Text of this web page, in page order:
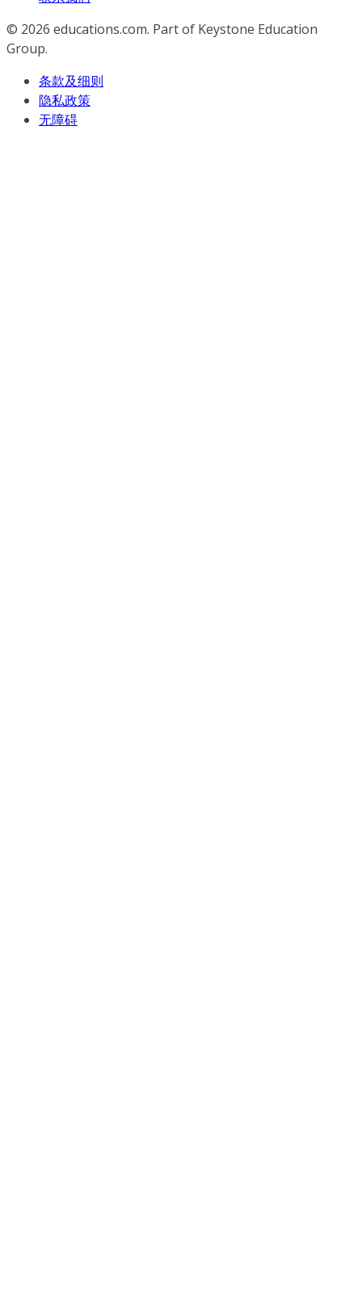
© 2026 educations.com. Part of Keystone Education
Group.
条款及细则
隐私政策
无障碍